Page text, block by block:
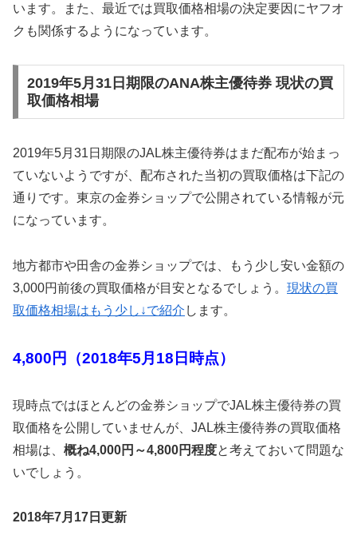
います。また、最近では買取価格相場の決定要因にヤフオ
クも関係するようになっています。
2019年5月31日期限のANA株主優待券 現状の買
取価格相場
2019年5月31日期限のJAL株主優待券はまだ配布が始まっ
ていないようですが、配布された当初の買取価格は下記の
通りです。東京の金券ショップで公開されている情報が元
になっています。
地方都市や田舎の金券ショップでは、もう少し安い金額の
3,000円前後の買取価格が目安となるでしょう。 現状の買
取価格相場はもう少し↓で紹介 します。
4,800円（2018年5月18日時点）
現時点ではほとんどの金券ショップでJAL株主優待券の買
取価格を公開していませんが、JAL株主優待券の買取価格
相場は、 概ね4,000円～4,800円程度と考えておいて問題な
いでしょう。
2018年7月17日更新